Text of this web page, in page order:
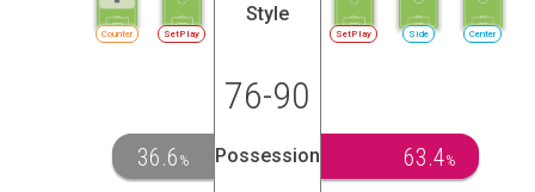
SetPlay
Counter
Style
SetPlay Side Center
76-90
36.6 % Possession 63.4%